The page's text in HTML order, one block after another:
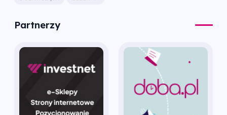
Partnerzy